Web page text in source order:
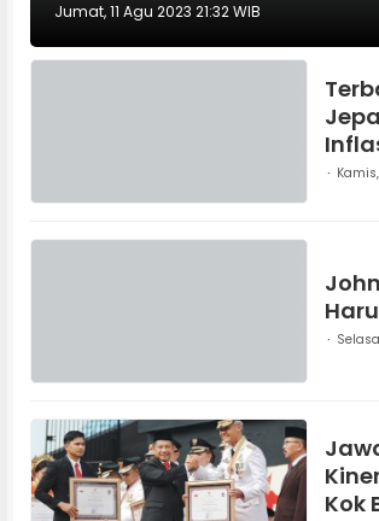
Jumat, 11 Agu 2023 21:32 WIB
Kok